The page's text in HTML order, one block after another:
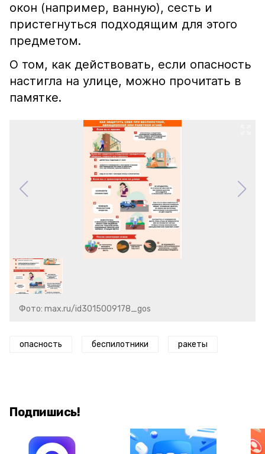
окон (например, ванную), сесть и
пристегнуться подходящим для этого
предметом.
О том, как действовать, если опасность
настигла на улице, можно прочитать в
памятке.
Фото: max.ru/id3015009178_gos
опасность беспилотники ракеты
Подпишись!